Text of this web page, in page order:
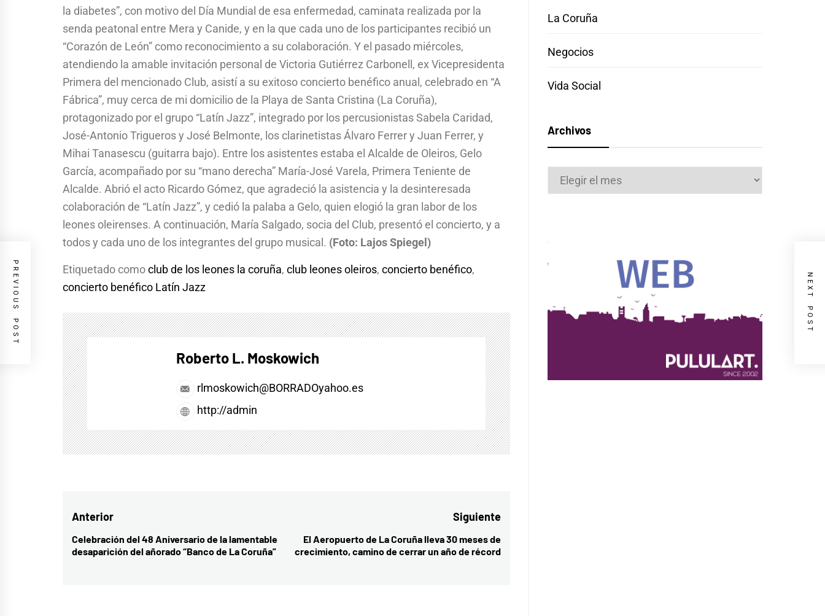
la diabetes”, con motivo del Día Mundial de esa enfermedad, caminata realizada por la
senda peatonal entre Mera y Canide, y en la que cada uno de los participantes recibió un
“Corazón de León” como reconocimiento a su colaboración. Y el pasado miércoles,
atendiendo la amable invitación personal de Victoria Gutiérrez Carbonell, ex Vicepresidenta
Primera del mencionado Club, asistí a su exitoso concierto benéfico anual, celebrado en “A
Fábrica”, muy cerca de mi domicilio de la Playa de Santa Cristina (La Coruña),
protagonizado por el grupo “Latín Jazz”, integrado por los percusionistas Sabela Caridad,
José-Antonio Trigueros y José Belmonte, los clarinetistas Álvaro Ferrer y Juan Ferrer, y
Mihai Tanasescu (guitarra bajo). Entre los asistentes estaba el Alcalde de Oleiros, Gelo
García, acompañado por su “mano derecha” María-José Varela, Primera Teniente de
Alcalde. Abrió el acto Ricardo Gómez, que agradeció la asistencia y la desinteresada
colaboración de “Latín Jazz”, y cedió la palaba a Gelo, quien elogió la gran labor de los
leones oleirenses. A continuación, María Salgado, socia del Club, presentó el concierto, y a
todos y cada uno de los integrantes del grupo musical. (Foto: Lajos Spiegel)
Etiquetado comoclub de los leones la coruña, club leones oleiros, concierto benéfico,
concierto benéfico Latín Jazz
Roberto L. Moskowich
rlmoskowich@BORRADOyahoo.es
http://admin
Navegación
de
entradas
Anterior
Entrada
anterior:
Celebración del 48 Aniversario de la lamentable
desaparición del añorado “Banco de La Coruña”
Siguiente
Entrada
siguiente:
El Aeropuerto de La Coruña lleva 30 meses de
crecimiento, camino de cerrar un año de récord
PREVIOUS POST NEXT POST
La Coruña
Negocios
Vida Social
Archivos
Archivos